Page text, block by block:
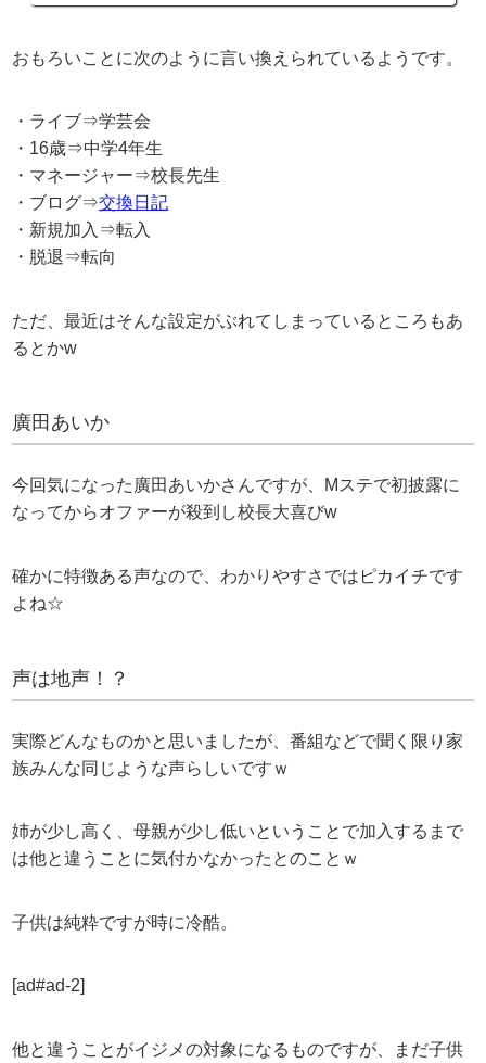
おもろいことに次のように言い換えられているようです。
・ライブ⇒学芸会
・16歳⇒中学4年生
・マネージャー⇒校長先生
・ブログ⇒交換日記
・新規加入⇒転入
・脱退⇒転向
ただ、最近はそんな設定がぶれてしまっているところもあ
るとかw
廣田あいか
今回気になった廣田あいかさんですが、Mステで初披露に
なってからオファーが殺到し校長大喜びw
確かに特徴ある声なので、わかりやすさではピカイチです
よね☆
声は地声！？
実際どんなものかと思いましたが、番組などで聞く限り家
族みんな同じような声らしいですｗ
姉が少し高く、母親が少し低いということで加入するまで
は他と違うことに気付かなかったとのことｗ
子供は純粋ですが時に冷酷。
[ad#ad-2]
他と違うことがイジメの対象になるものですが、まだ子供